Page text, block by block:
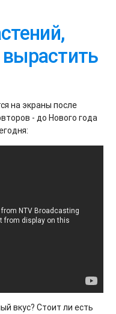
на экраны после
- до Нового года
вкус? Стоит ли есть